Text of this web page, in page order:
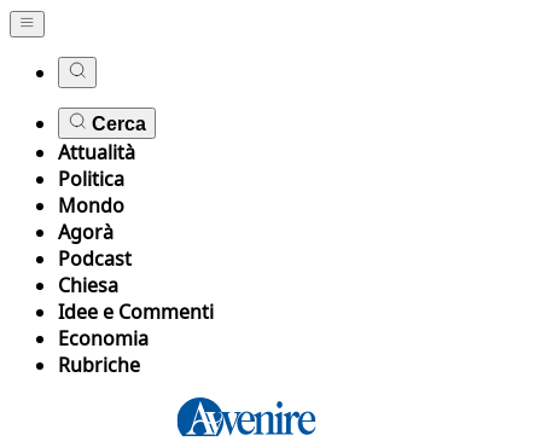
Cerca
Attualità
Politica
Mondo
Agorà
Podcast
Chiesa
Idee e Commenti
Economia
Rubriche